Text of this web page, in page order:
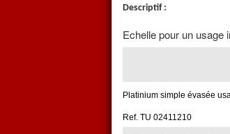
Descriptif :
Echelle pour un usage
Platinium simple évasée
Ref. TU 02411210